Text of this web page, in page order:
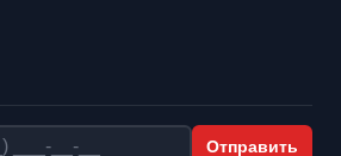
Отправить